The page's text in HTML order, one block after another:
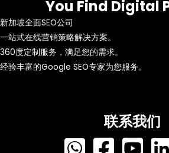
You Find Digital
新加坡全面SEO公司
一站式在线营销策略解决方案。
360度定制服务，满足您的需求。
经验丰富的Google SEO专家为您服务。
联系我们